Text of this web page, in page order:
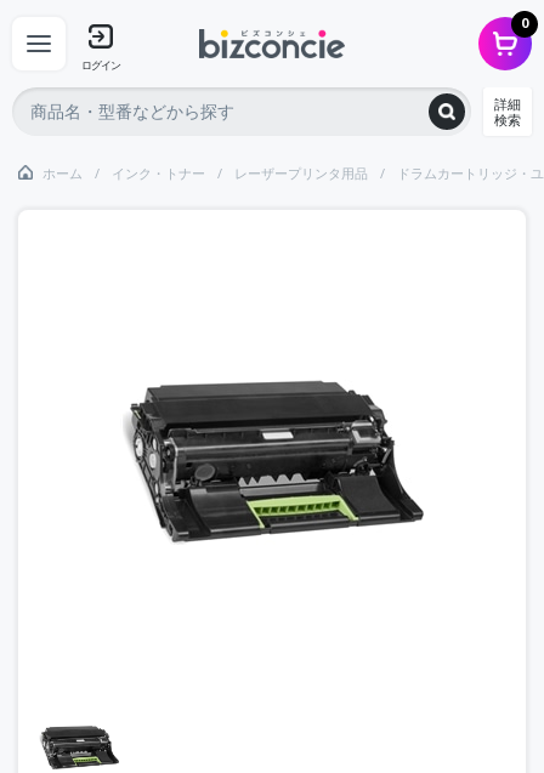
ログイン
0
詳細
検索
ホーム インク・トナー レーザープリンタ用品 ドラムカートリッジ・